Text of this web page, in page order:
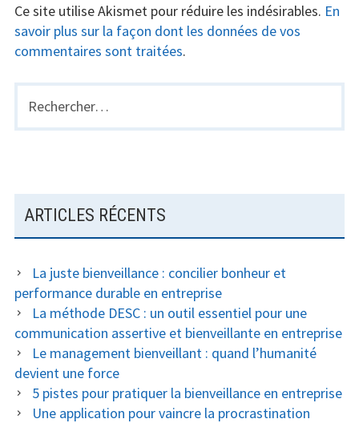
Ce site utilise Akismet pour réduire les indésirables. En
savoir plus sur la façon dont les données de vos
commentaires sont traitées.
BARRE
LATÉRALE
Rechercher :
ARTICLES RÉCENTS
La juste bienveillance : concilier bonheur et
performance durable en entreprise
La méthode DESC : un outil essentiel pour une
communication assertive et bienveillante en entreprise
Le management bienveillant : quand l’humanité
devient une force
5 pistes pour pratiquer la bienveillance en entreprise
Une application pour vaincre la procrastination